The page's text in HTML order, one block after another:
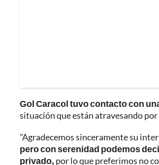
Gol Caracol tuvo contacto con
situación que están atravesando
"Agradecemos sinceramente su
pero con serenidad podemos
privado, por lo que preferimos no